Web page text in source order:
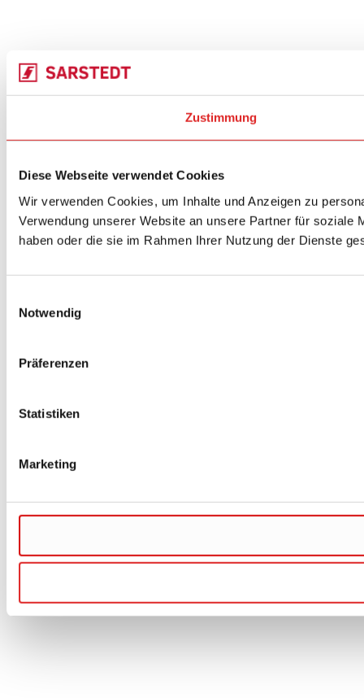
Zustimmung
Diese Webseite verwendet Cookies
Wir verwenden Cookies, um Inhalte und Anzeigen zu
Verwendung unserer Website an unsere Partner für soziale
haben oder die sie im Rahmen Ihrer Nutzung der Dienste
Notwendig
Präferenzen
Statistiken
Marketing